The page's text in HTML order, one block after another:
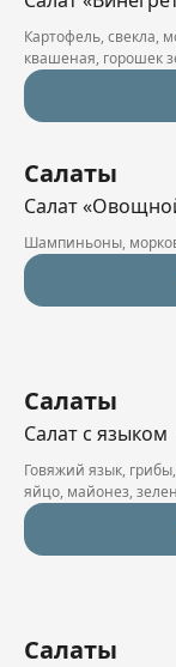
Компот из
Картофель, свекла,
квашеная, горошек
Салаты
Салат
Шампиньоны,
Салаты
Салат с языком
Говяжий язык,
яйцо, майонез,
Салаты